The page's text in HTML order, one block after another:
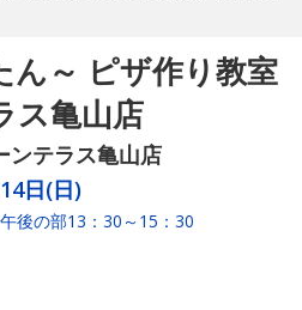
ん～ ピザ作り教室
ス亀山店
ンテラス亀山店
日(日)
後の部13：30～15：30